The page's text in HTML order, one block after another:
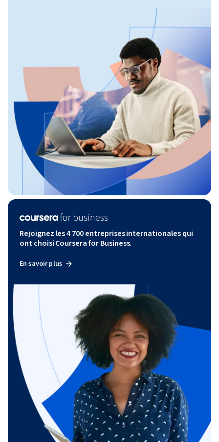
Rejoignez les 4 700 entreprises internationales qui
ont choisi Coursera for Business.
En savoir plus